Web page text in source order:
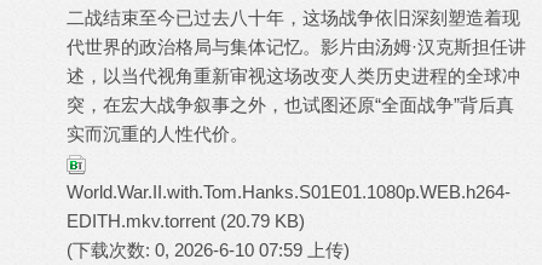
二战结束至今已过去八十年，这场战争依旧深刻塑造着现
代世界的政治格局与集体记忆。影片由汤姆·汉克斯担任讲
述，以当代视角重新审视这场改变人类历史进程的全球冲
突，在宏大战争叙事之外，也试图还原“全面战争”背后真
实而沉重的人性代价。
World.War.II.with.Tom.Hanks.S01E01.1080p.WEB.h264-
EDITH.mkv.torrent (20.79 KB)
(下载次数: 0, 2026-6-10 07:59 上传)